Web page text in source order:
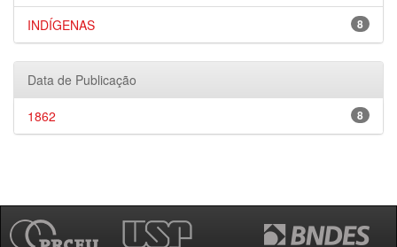
8
INDÍGENAS
Data de Publicação
8
1862